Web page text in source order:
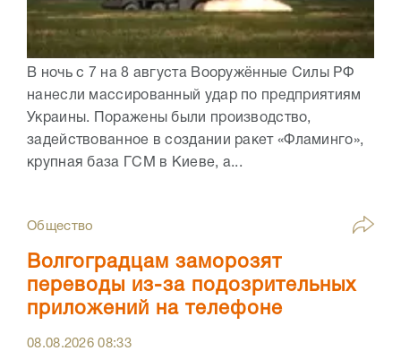
В ночь с 7 на 8 августа Вооружённые Силы РФ
нанесли массированный удар по предприятиям
Украины. Поражены были производство,
задействованное в создании ракет «Фламинго»,
крупная база ГСМ в Киеве, а...
Общество
Волгоградцам заморозят
переводы из-за подозрительных
приложений на телефоне
08.08.202608:33